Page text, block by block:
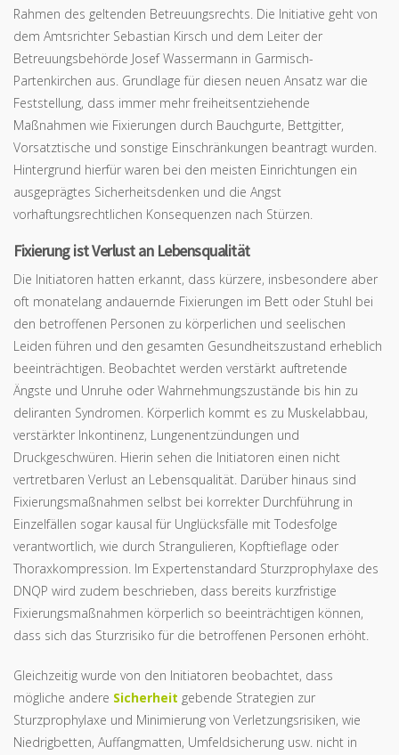
Rahmen des geltenden Betreuungsrechts. Die Initiative geht von
dem Amtsrichter Sebastian Kirsch und dem Leiter der
Betreuungsbehörde Josef Wassermann in Garmisch-
Partenkirchen aus. Grundlage für diesen neuen Ansatz war die
Feststellung, dass immer mehr freiheitsentziehende
Maßnahmen wie Fixierungen durch Bauchgurte, Bettgitter,
Vorsatztische und sonstige Einschränkungen beantragt wurden.
Hintergrund hierfür waren bei den meisten Einrichtungen ein
ausgeprägtes Sicherheitsdenken und die Angst
vorhaftungsrechtlichen Konsequenzen nach Stürzen.
Fixierung ist Verlust an Lebensqualität
Die Initiatoren hatten erkannt, dass kürzere, insbesondere aber
oft monatelang andauernde Fixierungen im Bett oder Stuhl bei
den betroffenen Personen zu körperlichen und seelischen
Leiden führen und den gesamten Gesundheitszustand erheblich
beeinträchtigen. Beobachtet werden verstärkt auftretende
Ängste und Unruhe oder Wahrnehmungszustände bis hin zu
deliranten Syndromen. Körperlich kommt es zu Muskelabbau,
verstärkter Inkontinenz, Lungenentzündungen und
Druckgeschwüren. Hierin sehen die Initiatoren einen nicht
vertretbaren Verlust an Lebensqualität. Darüber hinaus sind
Fixierungsmaßnahmen selbst bei korrekter Durchführung in
Einzelfällen sogar kausal für Unglücksfälle mit Todesfolge
verantwortlich, wie durch Strangulieren, Kopftieflage oder
Thoraxkompression. Im Expertenstandard Sturzprophylaxe des
DNQP wird zudem beschrieben, dass bereits kurzfristige
Fixierungsmaßnahmen körperlich so beeinträchtigen können,
dass sich das Sturzrisiko für die betroffenen Personen erhöht.
Gleichzeitig wurde von den Initiatoren beobachtet, dass
mögliche andere Sicherheit gebende Strategien zur
Sturzprophylaxe und Minimierung von Verletzungsrisiken, wie
Niedrigbetten, Auffangmatten, Umfeldsicherung usw. nicht in